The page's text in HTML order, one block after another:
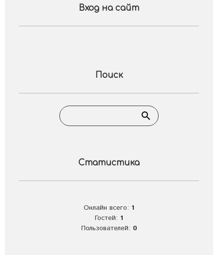
Вход на сайт
Поиск
Статистика
Онлайн всего: 1
Гостей: 1
Пользователей: 0